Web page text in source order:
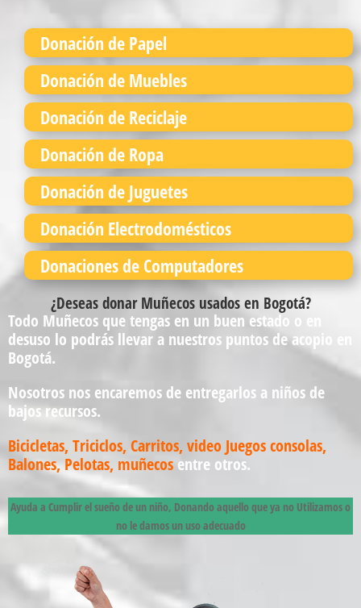
Donación de Papel
Donación de Muebles
Donación de Reciclaje
Donación de Ropa
Donación de Juguetes
Donación Electrodomésticos
Donaciones de Computadores
¿Deseas donar Muñecos usados en Bogotá?
Todo Muñecos que tengas en un buen estado o en
desuso lo podrás llevar a nuestros puntos de acopio en
Bogotá.
Nosotros nos encaremos de entregarlos a niños de
bajos recursos.
Bicicletas, Triciclos, Carritos, video Juegos consolas,
Balones, Pelotas, muñecos entre otros.
Ayuda a Cumplir el sueño de un niño, Donando aquello que ya no Utilizamos o
no le damos un uso adecuado